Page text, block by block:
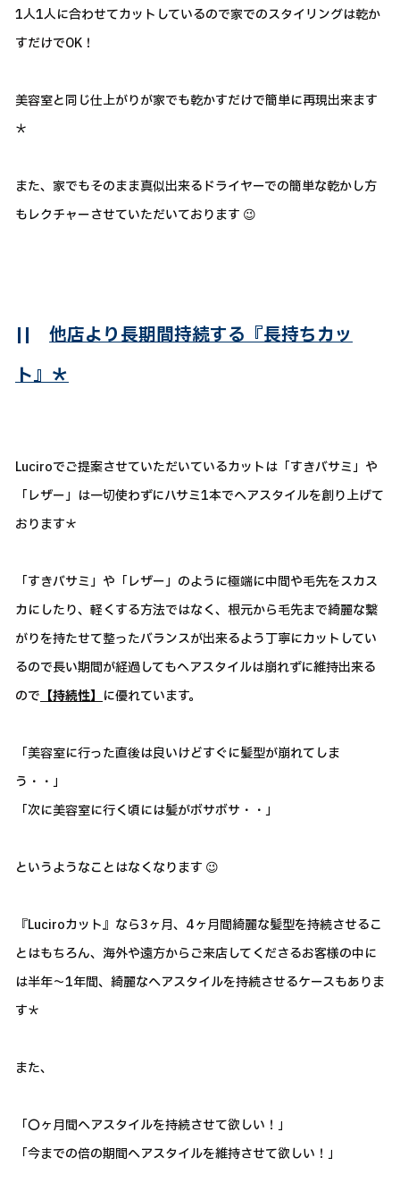
1人1人に合わせてカットしているので家でのスタイリングは乾か
すだけでOK！
美容室と同じ仕上がりが家でも乾かすだけで簡単に再現出来ます
＊
また、家でもそのまま真似出来るドライヤーでの簡単な乾かし方
もレクチャーさせていただいております 😉
|| 他店より長期間持続する『長持ちカッ
ト』＊
Luciroでご提案させていただいているカットは「すきバサミ」や
「レザー」は一切使わずにハサミ1本でヘアスタイルを創り上げて
おります＊
「すきバサミ」や「レザー」のように極端に中間や毛先をスカス
カにしたり、軽くする方法ではなく、根元から毛先まで綺麗な繋
がりを持たせて整ったバランスが出来るよう丁寧にカットしてい
るので長い期間が経過してもヘアスタイルは崩れずに維持出来る
ので【持続性】に優れています。
「美容室に行った直後は良いけどすぐに髪型が崩れてしま
う・・」
「次に美容室に行く頃には髪がボサボサ・・」
というようなことはなくなります 😉
『Luciroカット』なら3ヶ月、4ヶ月間綺麗な髪型を持続させるこ
とはもちろん、海外や遠方からご来店してくださるお客様の中に
は半年～1年間、綺麗なヘアスタイルを持続させるケースもありま
す＊
また、
「〇ヶ月間ヘアスタイルを持続させて欲しい！」
「今までの倍の期間ヘアスタイルを維持させて欲しい！」